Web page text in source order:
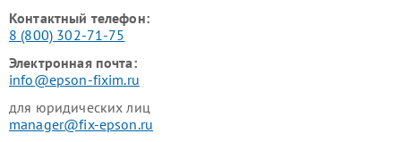
Контактный телефон:
8 (800) 302-71-75
Электронная почта:
info@epson-fixim.ru
для юридических лиц
manager@fix-epson.ru